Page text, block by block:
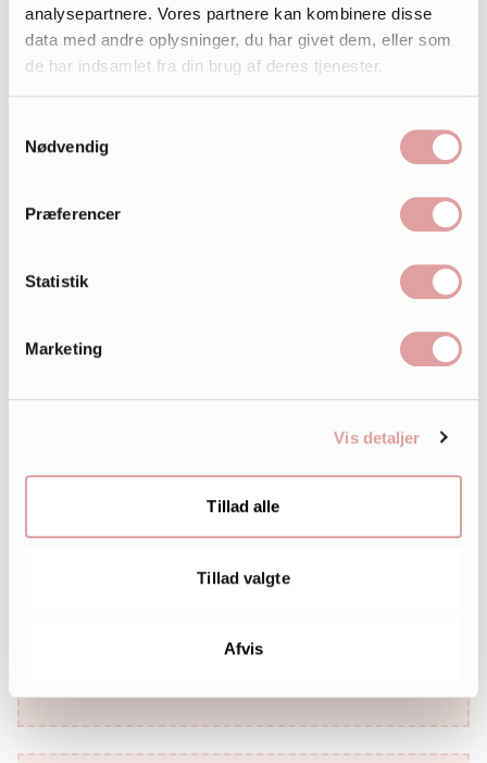
analysepartnere. Vores partnere kan kombinere disse
data med andre oplysninger, du har givet dem, eller som
de har indsamlet fra din brug af deres tjenester.
Nødvendig
Præferencer
Statistik
Marketing
Vis detaljer
Tillad alle
Tillad valgte
Afvis
242.000